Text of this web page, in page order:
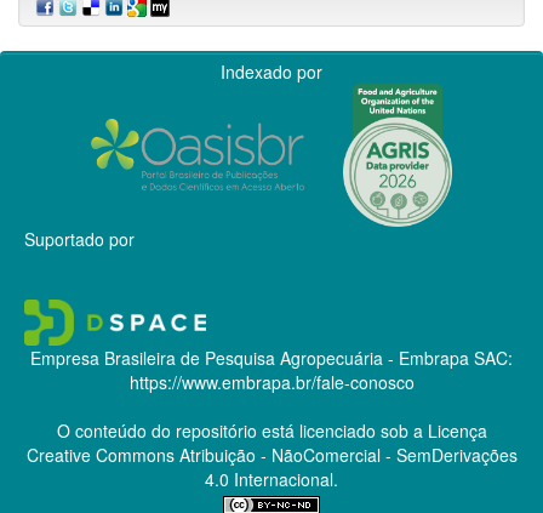
Indexado por
Suportado por
Empresa Brasileira de Pesquisa Agropecuária - Embrapa SAC:
https://www.embrapa.br/fale-conosco
O conteúdo do repositório está licenciado sob a Licença
Creative CommonsAtribuição - NãoComercial - SemDerivações
4.0 Internacional.